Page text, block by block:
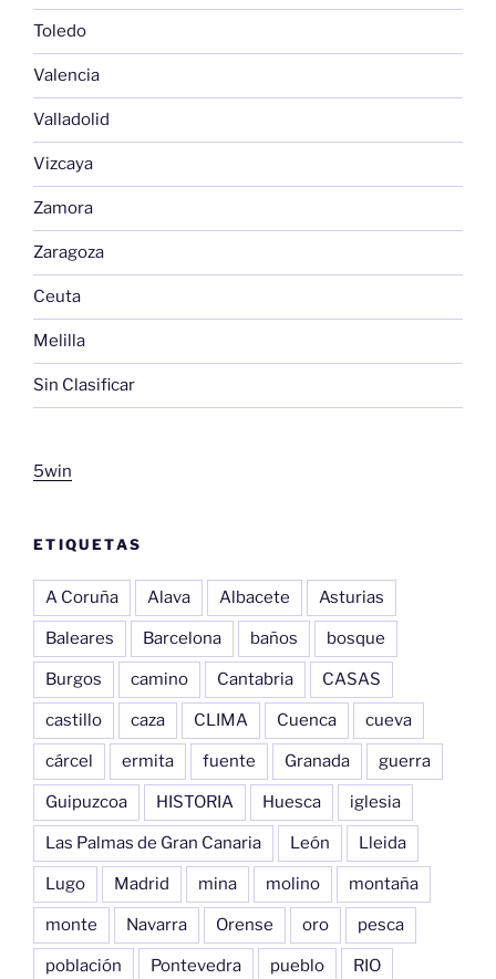
Toledo
Valencia
Valladolid
Vizcaya
Zamora
Zaragoza
Ceuta
Melilla
Sin Clasificar
5win
ETIQUETAS
A Coruña Alava Albacete Asturias
Baleares Barcelona baños bosque
Burgos camino Cantabria CASAS
castillo caza CLIMA Cuenca cueva
cárcel ermita fuente Granada guerra
Guipuzcoa HISTORIA Huesca iglesia
Las Palmas de Gran Canaria León Lleida
Lugo Madrid mina molino montaña
monte Navarra Orense oro pesca
población Pontevedra pueblo RIO